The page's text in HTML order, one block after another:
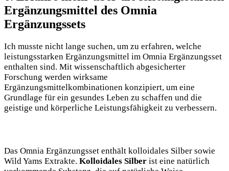
Ergänzungsmittel des Omnia
Ergänzungssets
Ich musste nicht lange suchen, um zu erfahren, welche
leistungsstarken Ergänzungsmittel im Omnia Ergänzungsset
enthalten sind. Mit wissenschaftlich abgesicherter
Forschung werden wirksame
Ergänzungsmittelkombinationen konzipiert, um eine
Grundlage für ein gesundes Leben zu schaffen und die
geistige und körperliche Leistungsfähigkeit zu verbessern.
Das Omnia Ergänzungsset enthält kolloidales Silber sowie
Wild Yams Extrakte. Kolloidales Silber ist eine natürlich